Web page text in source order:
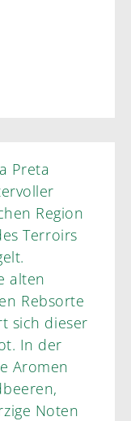
Preta
Region
Terroirs
alten
Rebsorte
sich dieser
In der
Aromen
Noten